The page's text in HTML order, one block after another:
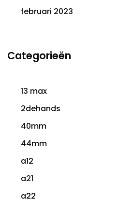
februari 2023
Categorieën
13 max
2dehands
40mm
44mm
a12
a21
a22